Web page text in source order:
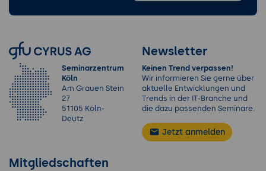
Seminarzentrum
Köln
Am Grauen Stein
27
51105 Köln-
Deutz
Newsletter
Keinen Trend verpassen!
Wir informieren Sie gerne über
aktuelle Entwicklungen und
Trends in der IT-Branche und
die dazu passenden Seminare.
Jetzt anmelden
Mitgliedschaften